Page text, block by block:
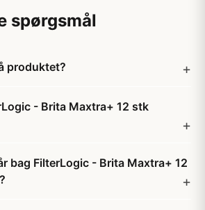
spørgsmål
produktet?
- Brita Maxtra+ 12 stk
bag FilterLogic - Brita Maxtra+ 12